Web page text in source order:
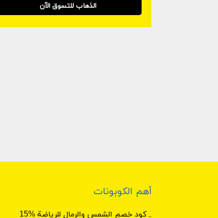
الذهاب للتسوق الآن
أهم الكوبونات
كود خصم الشمس والرمال للرياضة %15